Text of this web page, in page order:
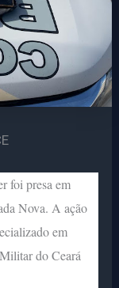
foi presa em
Nova. A ação
em
do Ceará